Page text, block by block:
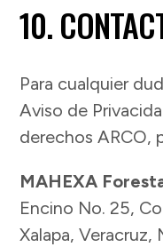
10.
Para cualquier
Aviso de
derechos ARCO,
MAHEXA
Encino No. 25,
Xalapa, Veracruz,